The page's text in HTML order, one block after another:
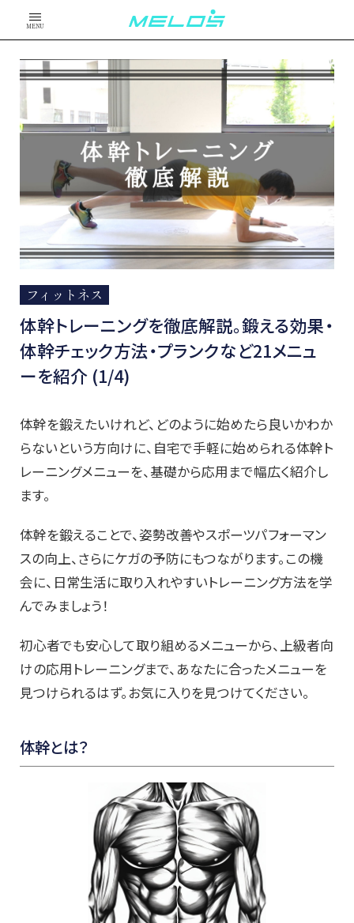
MENU
フィットネス
体幹トレーニングを徹底解説。鍛える効果・
体幹チェック方法・プランクなど21メニュ
ーを紹介 (1/4)
体幹を鍛えたいけれど、どのように始めたら良いかわか
らないという方向けに、自宅で手軽に始められる体幹ト
レーニングメニューを、基礎から応用まで幅広く紹介し
ます。
体幹を鍛えることで、姿勢改善やスポーツパフォーマン
スの向上、さらにケガの予防にもつながります。この機
会に、日常生活に取り入れやすいトレーニング方法を学
んでみましょう！
初心者でも安心して取り組めるメニューから、上級者向
けの応用トレーニングまで、あなたに合ったメニューを
見つけられるはず。お気に入りを見つけてください。
体幹とは？